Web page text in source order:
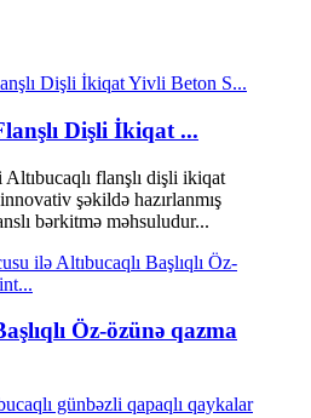
Dişli İkiqat ...
flanşlı dişli ikiqat
şəkildə hazırlanmış
bərkitmə məhsuludur...
Öz-özünə qazma